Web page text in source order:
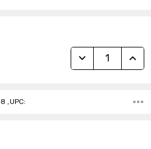
RIDUCI
,UPC: